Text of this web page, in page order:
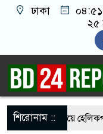
ঢাকা
২৫
শিরোনাম ::
নেভাতে গিয়ে